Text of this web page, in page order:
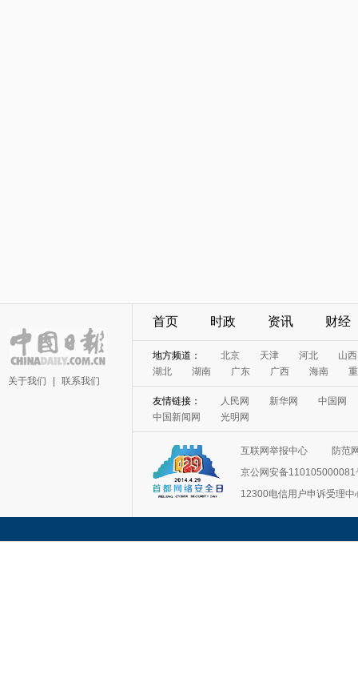
关于我们 联系我们
首页 时政 资讯 财经
地方频道： 北京 天津 河北
山西
湖北
湖南 广东 广西 海南
友情链接： 人民网 新华网
中国网
中国新闻网
光明网
互联网举报中心
防范
京公网安备110105000081
12300电信用户申诉受理中